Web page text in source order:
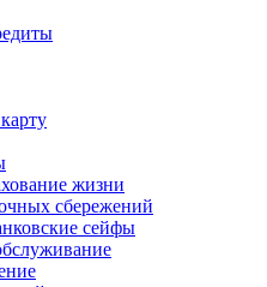
жизни
сбережений
сейфы